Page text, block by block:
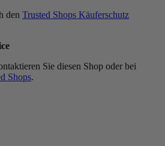
den Trusted Shops Käuferschutz
Sie diesen Shop oder bei
Shops.